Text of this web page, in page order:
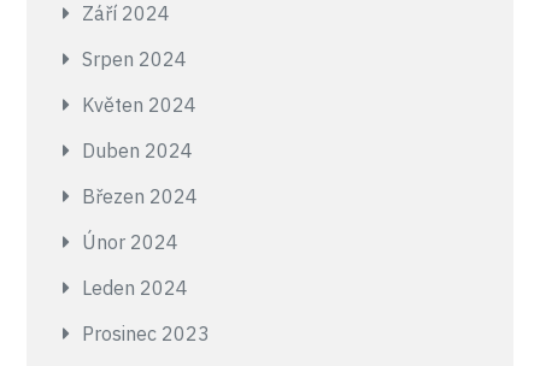
Září 2024
Srpen 2024
Květen 2024
Duben 2024
Březen 2024
Únor 2024
Leden 2024
Prosinec 2023